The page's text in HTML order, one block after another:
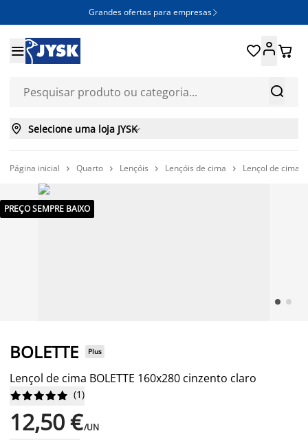
Grandes ofertas para empresas 


 
 Selecione uma loja JYSK
Página inicial  Quarto  Lençóis  Lençóis de cima  Lençol de cima
PREÇO SEMPRE BAIXO
BOLETTE Plus
Lençol de cima BOLETTE 160x280 cinzento claro





 (1)
12,50 €/UN